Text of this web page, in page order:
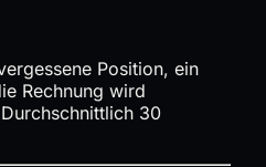
Position, ein
Rechnung wird
30